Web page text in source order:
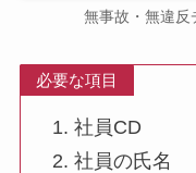
無事故・無違
必要な項目
社員CD
社員の氏名